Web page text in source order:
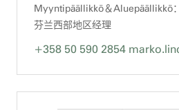
Myyntipäällikkö＆Aluepäällikkö
芬兰西部地区经理
+358 50 590 2854